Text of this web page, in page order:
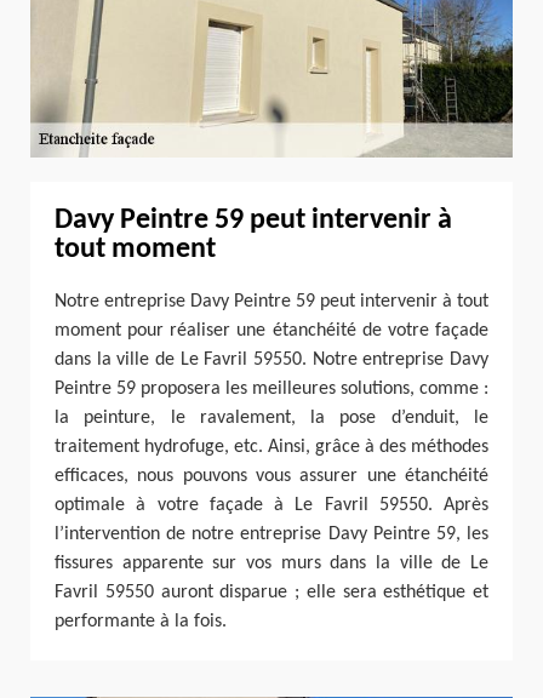
Davy Peintre 59 peut intervenir à
tout moment
Notre entreprise Davy Peintre 59 peut intervenir à tout
moment pour réaliser une étanchéité de votre façade
dans la ville de Le Favril 59550. Notre entreprise Davy
Peintre 59 proposera les meilleures solutions, comme :
la peinture, le ravalement, la pose d’enduit, le
traitement hydrofuge, etc. Ainsi, grâce à des méthodes
efficaces, nous pouvons vous assurer une étanchéité
optimale à votre façade à Le Favril 59550. Après
l’intervention de notre entreprise Davy Peintre 59, les
fissures apparente sur vos murs dans la ville de Le
Favril 59550 auront disparue ; elle sera esthétique et
performante à la fois.